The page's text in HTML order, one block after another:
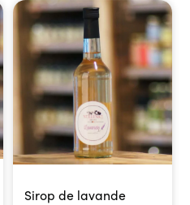
Sirop de lavande